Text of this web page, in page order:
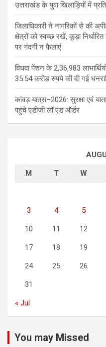
उत्तराखंड के युवा खिलाड़ियों में
जिलाधिकारी ने नागरिकों से की
क्षेत्रों को स्वच्छ रखें, कूड़ा
पर गंदगी न फैलाएं
विधवा पेंशन के 2,36,983
35.54 करोड़ रुपये की दी गई
कांवड़ यात्रा–2026: सुरक्षा एवं
पहुंचे एडीजी लॉ एंड ऑर्डर
M T W
3 4 5
10 11 12
17 18 19
24 25 26
31
« Jul
You may Missed